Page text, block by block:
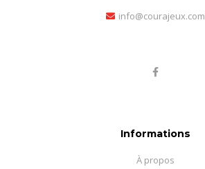
info@courajeux.com
Informations
À propos